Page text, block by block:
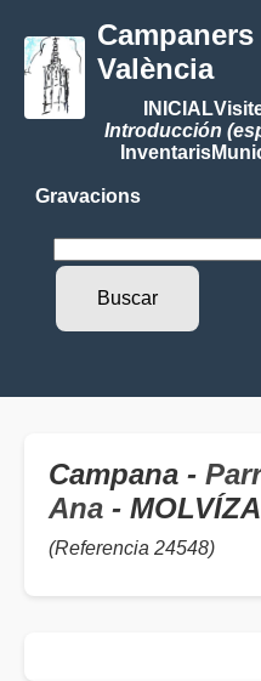
València
INICIAL
Introducción
Inventaris
Gravacions
Campana -
Ana -
(Referencia 24548)